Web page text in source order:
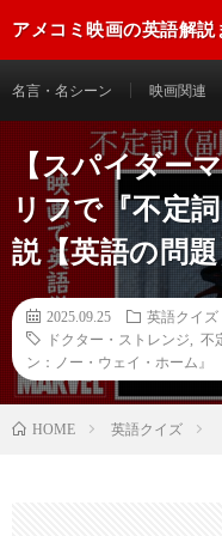
アメコミ映画の英語解説
名言・名シーン 映画関連
【スパイダー
リフで『不定
説【英語の問
2025.09.25
英語クイズ
ドクター・ストレンジ
不
ン：ノー・ウェイ・ホーム』
HOME 英語クイズ